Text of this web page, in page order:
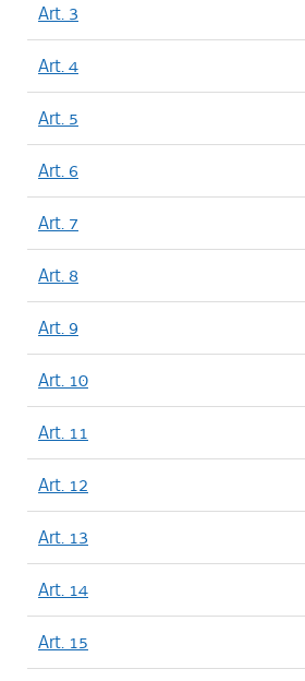
Art. 3
Art. 4
Art. 5
Art. 6
Art. 7
Art. 8
Art. 9
Art. 10
Art. 11
Art. 12
Art. 13
Art. 14
Art. 15